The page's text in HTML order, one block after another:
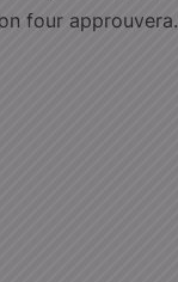
four approuvera.